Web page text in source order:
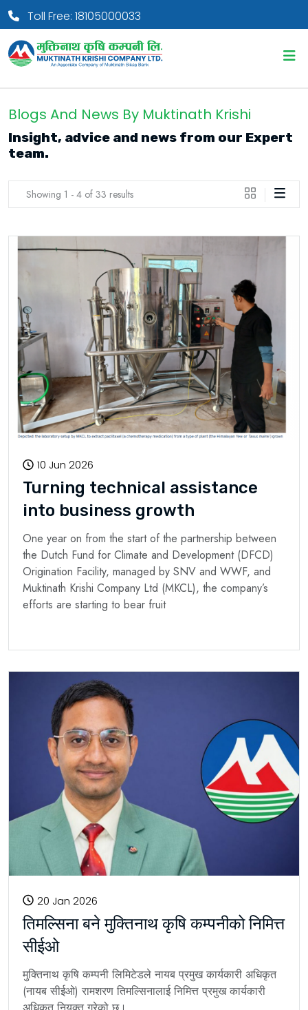
Toll Free: 18105000033
Blogs And News By Muktinath Krishi
Insight, advice and news from our Expert
team.
Showing 1 - 4 of 33 results
10 Jun 2026
Turning technical assistance
into business growth
One year on from the start of the partnership between
the Dutch Fund for Climate and Development (DFCD)
Origination Facility, managed by SNV and WWF, and
Muktinath Krishi Company Ltd (MKCL), the company’s
efforts are starting to bear fruit
20 Jan 2026
तिमल्सिना बने मुक्तिनाथ कृषि कम्पनीको निमित्त
सीईओ
मुक्तिनाथ कृषि कम्पनी लिमिटेडले नायब प्रमुख कार्यकारी अधिकृत
(नायब सीईओ) रामशरण तिमल्सिनालाई निमित्त प्रमुख कार्यकारी